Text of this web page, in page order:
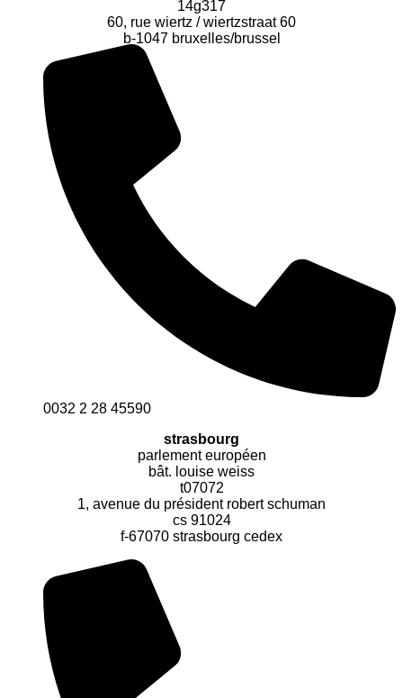
14g317
60, rue wiertz / wiertzstraat 60
b-1047 bruxelles/brussel
0032 2 28 45590
strasbourg
parlement européen
bât. louise weiss
t07072
1, avenue du président robert schuman
cs 91024
f-67070 strasbourg cedex